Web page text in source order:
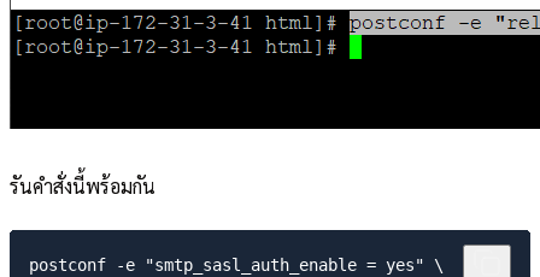
รันคำสั่งนี้พร้อมกัน
postconf -e "smtp_sasl_auth_enable = yes" \